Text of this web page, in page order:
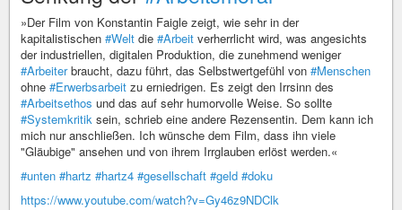
»Der Film von Konstantin Faigle zeigt, wie sehr in der
kapitalistischen #Welt die #Arbeit verherrlicht wird, was angesichts
der industriellen, digitalen Produktion, die zunehmend weniger
#Arbeiterbraucht, dazu führt, das Selbstwertgefühl von #Menschen
ohne #Erwerbsarbeit zu erniedrigen. Es zeigt den Irrsinn des
#Arbeitsethos und das auf sehr humorvolle Weise. So sollte
#Systemkritik sein, schrieb eine andere Rezensentin. Dem kann ich
mich nur anschließen. Ich wünsche dem Film, dass ihn viele
"Gläubige" ansehen und von ihrem Irrglauben erlöst werden.«
#unten #hartz #hartz4 #gesellschaft #geld #doku
https://www.youtube.com/watch?v=Gy46z9NDClk